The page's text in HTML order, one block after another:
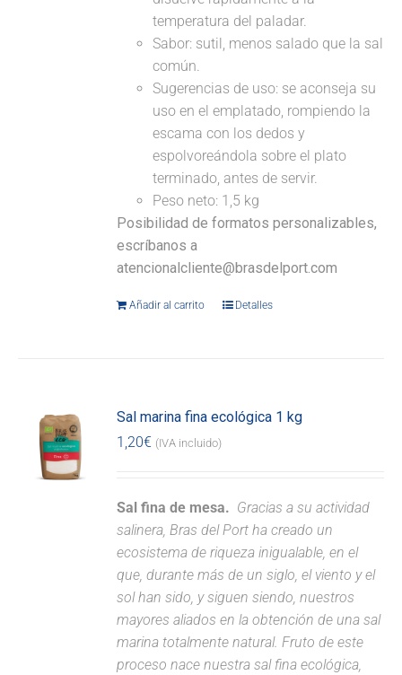
temperatura del paladar.
Sabor: sutil, menos salado que la sal
común.
Sugerencias de uso: se aconseja su
uso en el emplatado, rompiendo la
escama con los dedos y
espolvoreándola sobre el plato
terminado, antes de servir.
Peso neto: 1,5 kg
Posibilidad de formatos personalizables,
escríbanos a
atencionalcliente@brasdelport.com
Añadir al carrito Detalles
Sal marina fina ecológica 1 kg
1,20€ (IVA incluido)
Sal fina de mesa. Gracias a su actividad
salinera, Bras del Port ha creado un
ecosistema de riqueza inigualable, en el
que, durante más de un siglo, el viento y el
sol han sido, y siguen siendo, nuestros
mayores aliados en la obtención de una sal
marina totalmente natural. Fruto de este
proceso nace nuestra sal fina ecológica,